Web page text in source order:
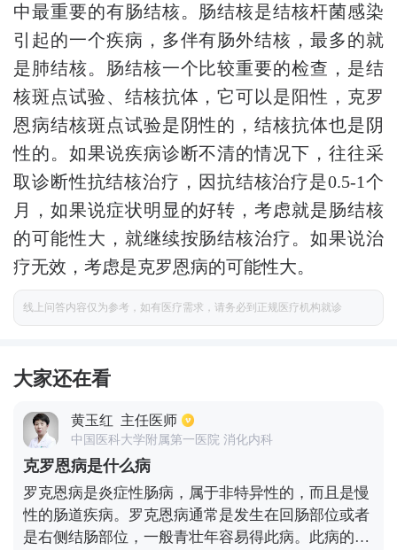
中最重要的有肠结核。肠结核是结核杆菌感染
引起的一个疾病，多伴有肠外结核，最多的就
是肺结核。肠结核一个比较重要的检查，是结
核斑点试验、结核抗体，它可以是阳性，克罗
恩病结核斑点试验是阴性的，结核抗体也是阴
性的。如果说疾病诊断不清的情况下，往往采
取诊断性抗结核治疗，因抗结核治疗是0.5-1个
月，如果说症状明显的好转，考虑就是肠结核
的可能性大，就继续按肠结核治疗。如果说治
疗无效，考虑是克罗恩病的可能性大。
线上问答内容仅为参考，如有医疗需求，请务必到正规医疗机构就诊
大家还在看
黄玉红 主任医师
中国医科大学附属第一医院 消化内科
克罗恩病是什么病
罗克恩病是炎症性肠病，属于非特异性的，而且是慢
性的肠道疾病。罗克恩病通常是发生在回肠部位或者
是右侧结肠部位，一般青壮年容易得此病。此病的病